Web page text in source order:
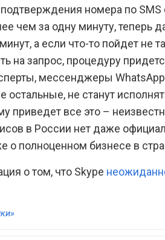
номера по SMS
чем за одну минуту, теперь
а если что-то пойдет не
на запрос, процедуру
мессенджеры
остальные, не станут
приведет все это –
в России нет даже
о полноценном бизнесе в
о том, что Skype